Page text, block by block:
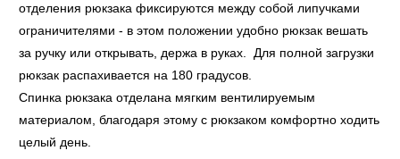
отделения рюкзака фиксируются между собой липучками
ограничителями - в этом положении удобно рюкзак вешать
за ручку или открывать, держа в руках. Для полной загрузки
рюкзак распахивается на 180 градусов.
Спинка рюкзака отделана мягким вентилируемым
материалом, благодаря этому с рюкзаком комфортно ходить
целый день.